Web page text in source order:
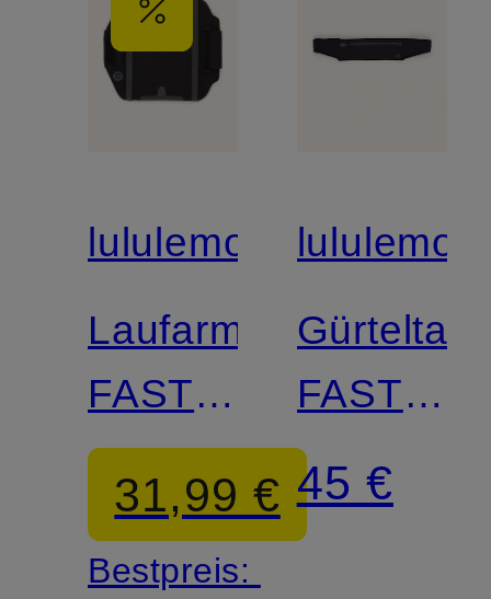
lululemon
Laufarmband
FAST
AND
FREE
31,99 €
Bestpreis:
lululemon
FAST
AND
FREE
45 €